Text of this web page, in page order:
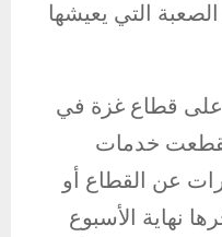
التي يعيشها
على قطاع غزة في
أكتوبر 2023، انقطعت خدمات
عن القطاع أو
نهاية الأسبوع